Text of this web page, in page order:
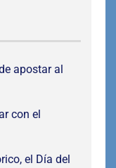
apostar al
con el
el Día del